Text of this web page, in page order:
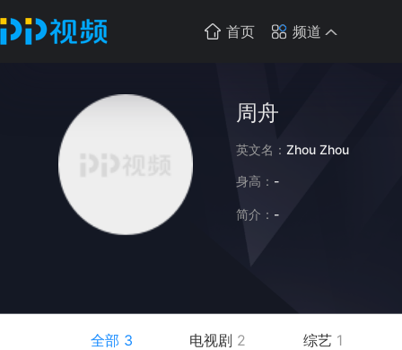
首页 频道
周舟
英文名： Zhou Zhou
身高： -
简介： -
全部 3 电视剧 2 综艺 1